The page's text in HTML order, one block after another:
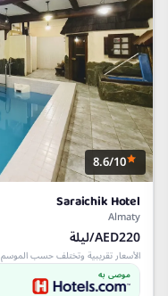
8.6/10
Saraichik Hotel
Almaty
AED220/ليلة
الأسعار تقريبية وتختلف حسب الموسم
موصى به